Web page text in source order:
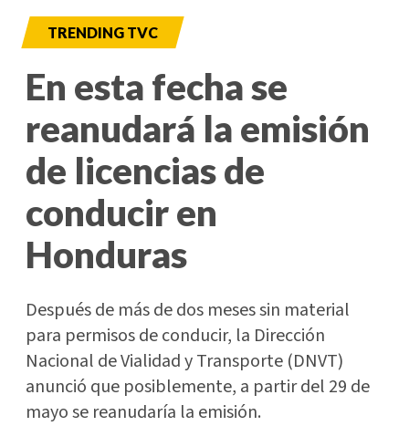
TRENDING TVC
En esta fecha se
reanudará la emisión
de licencias de
conducir en
Honduras
Después de más de dos meses sin material
para permisos de conducir, la Dirección
Nacional de Vialidad y Transporte (DNVT)
anunció que posiblemente, a partir del 29 de
mayo se reanudaría la emisión.